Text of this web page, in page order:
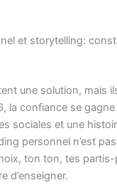
et storytelling:
une solution, mais
la confiance se
sociales et une
personnel n’est
ton ton, tes partis-
d’enseigner.